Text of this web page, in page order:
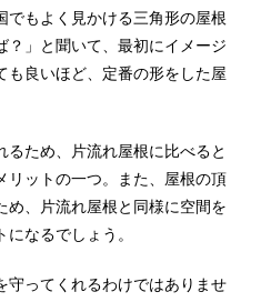
でもよく見かける三角形の屋根
？」と聞いて、最初にイメージ
も良いほど、定番の形をした屋
ため、片流れ屋根に比べると
リットの一つ。また、屋根の頂
め、片流れ屋根と同様に空間を
なるでしょう。
守ってくれるわけではありませ